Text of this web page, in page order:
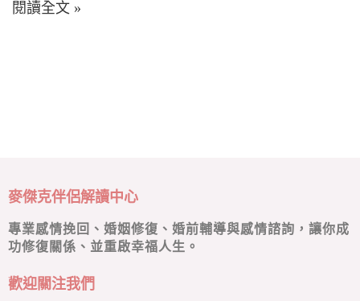
閱讀全文 »
麥傑克伴侶解讀中心
專業感情挽回、婚姻修復、婚前輔導與感情諮詢，讓你成
功修復關係、並重啟幸福人生。
歡迎關注我們